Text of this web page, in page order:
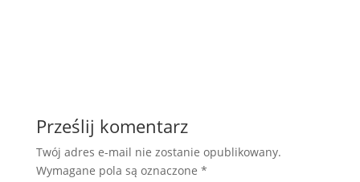
Prześlij komentarz
Twój adres e-mail nie zostanie opublikowany.
Wymagane pola są oznaczone *